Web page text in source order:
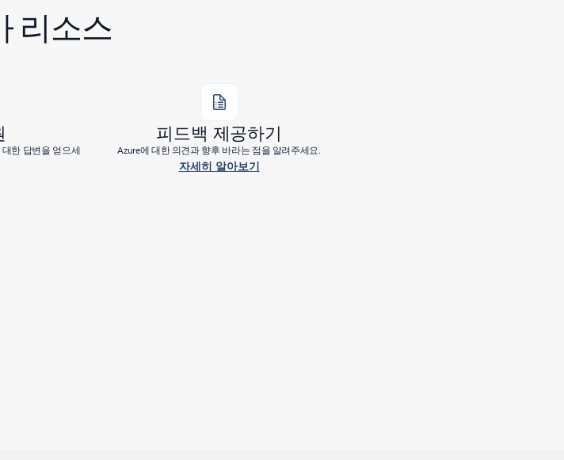
리소스
한 답변을 얻으세
피드백 제공하기
Azure에 대한 의견과 향후 바라는 점을 알려주세요.
자세히 알아보기